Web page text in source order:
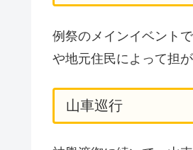
例祭のメインイベント
や地元住民によって担
山車巡行